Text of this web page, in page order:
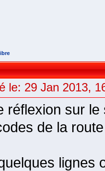
le: 29 Jan 2013,
réflexion sur
de la
lignes